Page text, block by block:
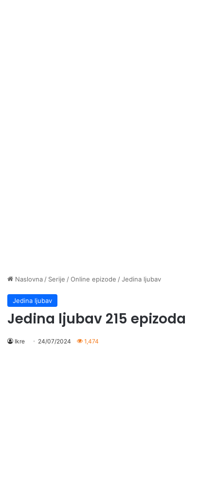
Naslovna / Serije /Online epizode /Jedina ljubav
Jedina ljubav
Jedina ljubav 215 epizoda
Ikre 24/07/2024 1,474